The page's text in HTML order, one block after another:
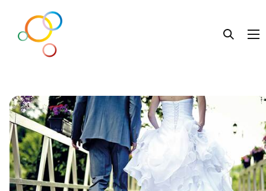
Lebens.Beratung
Liebe.Leben